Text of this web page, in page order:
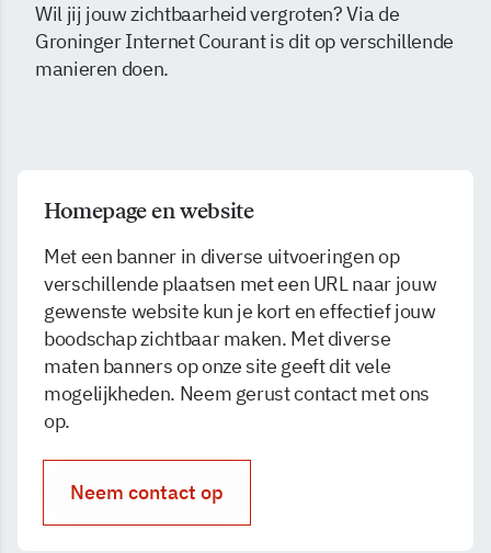
Wil jij jouw zichtbaarheid vergroten? Via de
Groninger Internet Courant is dit op verschillende
manieren doen.
Homepage en website
Met een banner in diverse uitvoeringen op
verschillende plaatsen met een URL naar jouw
gewenste website kun je kort en effectief jouw
boodschap zichtbaar maken. Met diverse
maten banners op onze site geeft dit vele
mogelijkheden. Neem gerust contact met ons
op.
Neem contact op